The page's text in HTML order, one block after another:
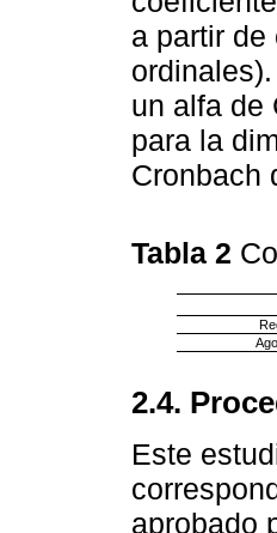
a partir
un alfa de
para la
Cronbach
Tabla 2
2.4.
Este
aprobado